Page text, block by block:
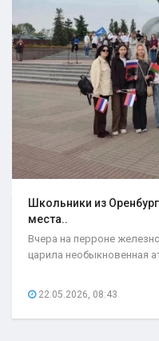
Школьники из
места..
Вчера на перроне
царила необыкновенная
22.05.2026, 08:43